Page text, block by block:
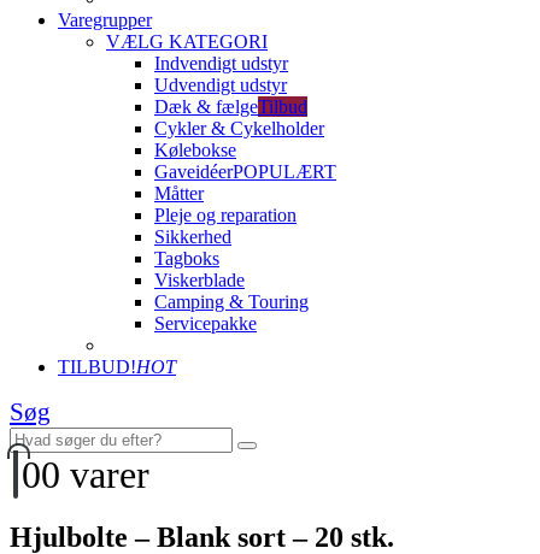
Varegrupper
VÆLG KATEGORI
Indvendigt udstyr
Udvendigt udstyr
Dæk & fælgeTilbud
Cykler & Cykelholder
Kølebokse
GaveidéerPOPULÆRT
Måtter
Pleje og reparation
Sikkerhed
Tagboks
Viskerblade
Camping & Touring
Servicepakke
TILBUD!HOT
Søg
00 varer
Hjulbolte – Blank sort – 20 stk.